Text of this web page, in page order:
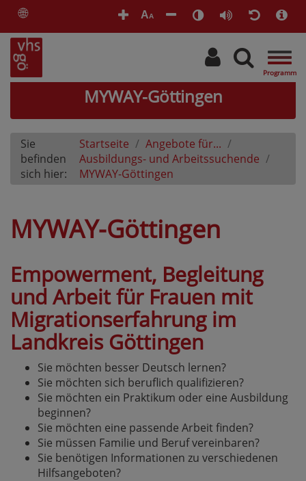
🌐 AA
MYWAY-Göttingen
Sie
befinden
sich hier:
Startseite
Angebote für...
Ausbildungs- und Arbeitssuchende
MYWAY-Göttingen
MYWAY-Göttingen
Empowerment, Begleitung
und Arbeit für Frauen mit
Migrationserfahrung im
Landkreis Göttingen
Sie möchten besser Deutsch lernen?
Sie möchten sich beruflich qualifizieren?
Sie möchten ein Praktikum oder eine Ausbildung
beginnen?
Sie möchten eine passende Arbeit finden?
Sie müssen Familie und Beruf vereinbaren?
Sie benötigen Informationen zu verschiedenen
Hilfsangeboten?